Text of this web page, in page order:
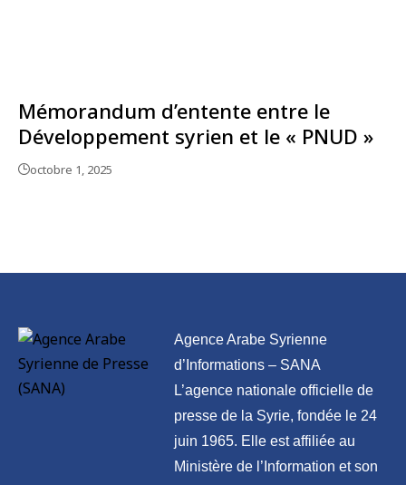
Mémorandum d’entente entre le
Développement syrien et le « PNUD »
octobre 1, 2025
Agence Arabe Syrienne
d’Informations – SANA
L’agence nationale officielle de
presse de la Syrie, fondée le 24
juin 1965. Elle est affiliée au
Ministère de l’Information et son